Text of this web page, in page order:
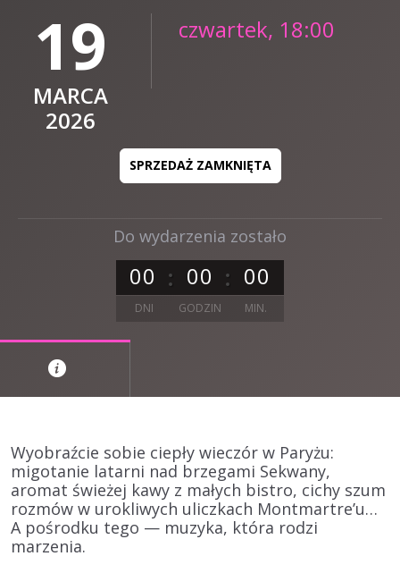
Do wydarzenia zostało
00 00 00
DNI GODZIN MIN.
19
MARCA
2026
czwartek, 18:00
SPRZEDAŻ ZAMKNIĘTA
Wyobraźcie sobie ciepły wieczór w Paryżu:
migotanie latarni nad brzegami Sekwany,
aromat świeżej kawy z małych bistro, cichy szum
rozmów w urokliwych uliczkach Montmartre’u…
A pośrodku tego — muzyka, która rodzi
marzenia.